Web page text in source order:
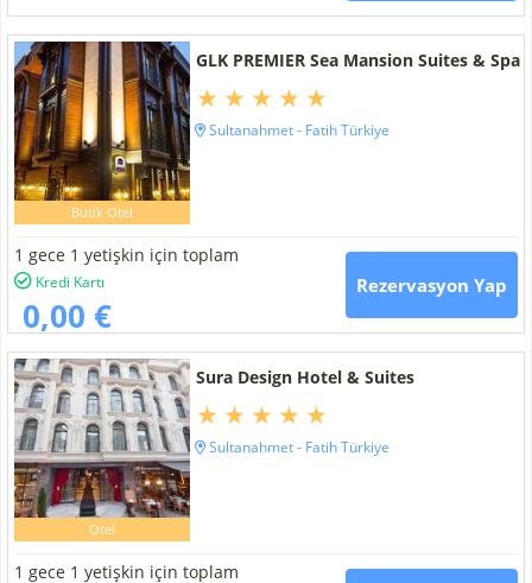
Butik Otel
GLK PREMIER Sea Mansion Suites & Spa
Sultanahmet - Fatih Türkiye
1 gece 1 yetişkin için toplam
Kredi Kartı
0,00 €
Rezervasyon Yap
Otel
Sura Design Hotel & Suites
Sultanahmet - Fatih Türkiye
1 gece 1 yetişkin için toplam